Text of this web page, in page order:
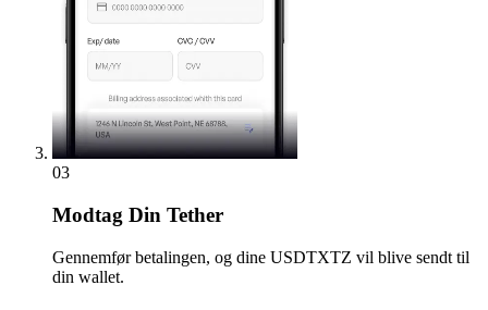
03
Modtag Din Tether
Gennemfør betalingen, og dine USDTXTZ vil blive sendt til
din wallet.